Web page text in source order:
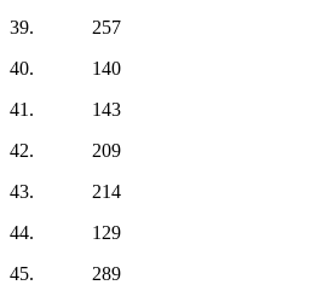
39. 257
40. 140
41. 143
42. 209
43. 214
44. 129
45. 289